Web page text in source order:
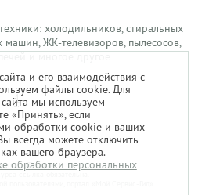
холодильников, стиральных
машин, ЖК-телевизоров, пылесосов,
и многое другое
1
«Текарт».
ссылка обязательна.
пользователями, портал «Мой Сервис-Гид»
и его взаимодействия с
файлы cookie. Для
мы используем
«Принять», если
обработки cookie и ваших
всегда можете отключить
вашего браузера.
обработки персональных